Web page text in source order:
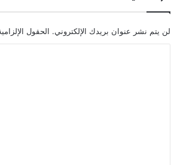
و
ل
ي
لن يتم نشر عنوان بريدك الإلكتروني. الحقول